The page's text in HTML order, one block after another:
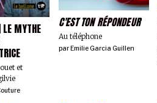
MYTHE
et
C'EST TON RÉPONDEUR
Au téléphone
parEmilie Garcia Guillen